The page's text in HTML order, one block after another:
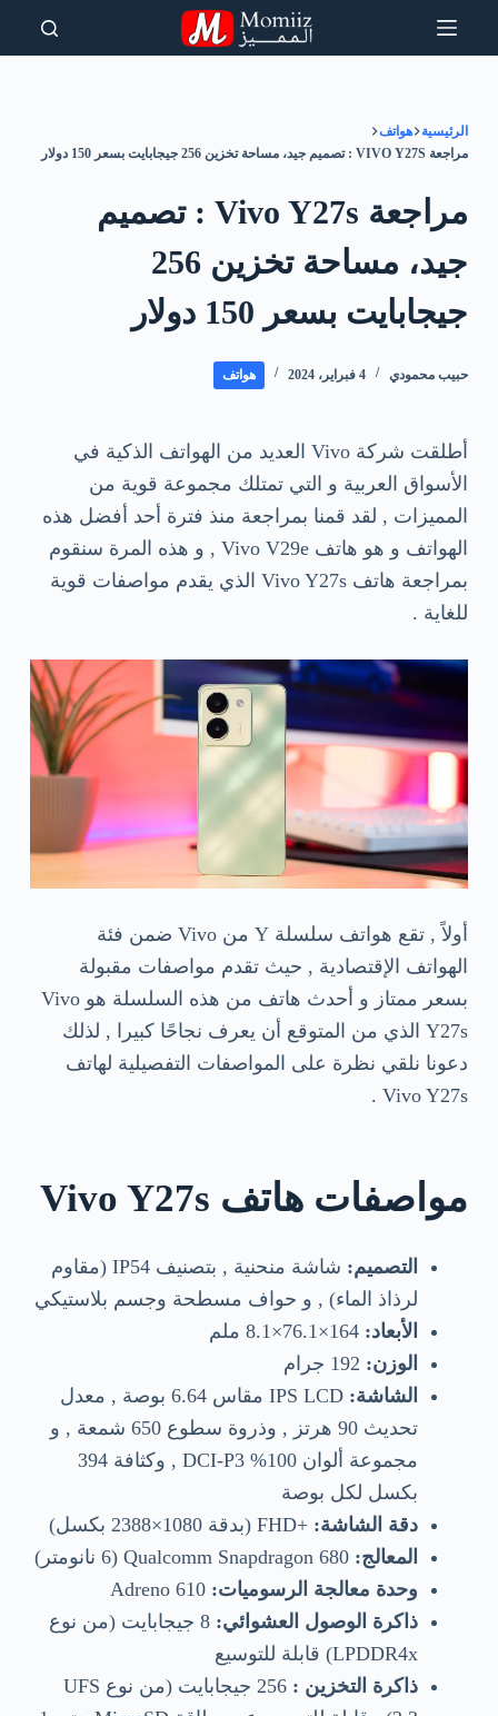
التجاوز
الرئيسية
هواتف
مراجعة VIVO Y27S : تصميم جيد، مساحة تخزين 256 جيجابايت بسعر 150 دولار
مراجعة Vivo Y27s : تصميم
جيد، مساحة تخزين 256
جيجابايت بسعر 150 دولار
حبيب محمودي 4 فبراير، 2024 هواتف
أطلقت شركة Vivo العديد من الهواتف الذكية في
الأسواق العربية و التي تمتلك مجموعة قوية من
المميزات , لقد قمنا بمراجعة منذ فترة أحد أفضل هذه
الهواتف و هو هاتف Vivo V29e , و هذه المرة سنقوم
بمراجعة هاتف Vivo Y27s الذي يقدم مواصفات قوية
للغاية .
أولاً , تقع هواتف سلسلة Y من Vivo ضمن فئة
الهواتف الإقتصادية , حيث تقدم مواصفات مقبولة
بسعر ممتاز و أحدث هاتف من هذه السلسلة هو Vivo
Y27s الذي من المتوقع أن يعرف نجاحًا كبيرا , لذلك
دعونا نلقي نظرة على المواصفات التفصيلية لهاتف
Vivo Y27s .
مواصفات هاتف Vivo Y27s
التصميم:
شاشة منحنية , بتصنيف IP54 (مقاوم
لرذاذ الماء) , و حواف مسطحة وجسم بلاستيكي
الأبعاد:
الوزن:
الشاشة:
IPS LCD مقاس 6.64 بوصة , معدل
تحديث 90 هرتز , وذروة سطوع 650 شمعة , و
مجموعة ألوان 100% DCI-P3 , وكثافة 394
بكسل لكل بوصة
دقة الشاشة: +FHD (بدقة 1080×2388 بكسل)
المعالج:
وحدة معالجة الرسوميات:
ذاكرة الوصول العشوائي:
8 جيجابايت (من نوع
LPDDR4x) قابلة للتوسيع
ذاكرة التخزين :
256 جيجابايت (من نوع UFS